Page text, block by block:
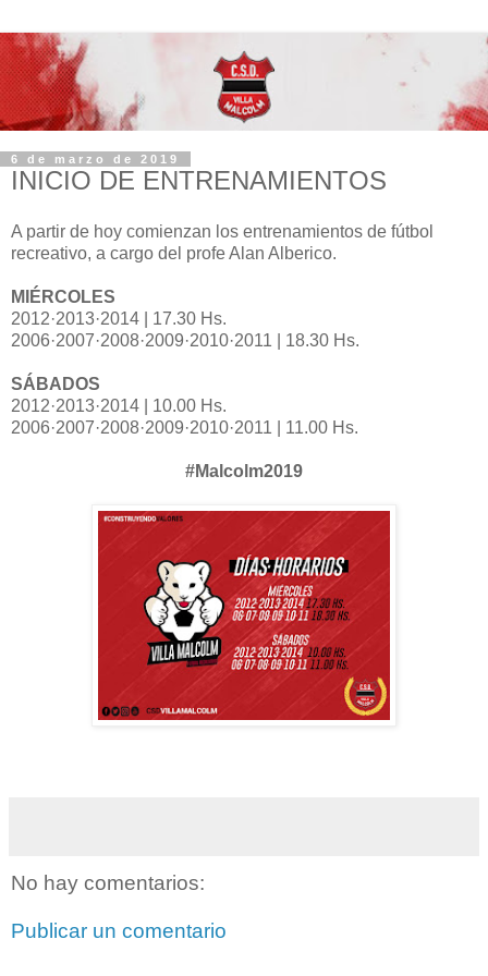
6 de marzo de 2019
INICIO DE ENTRENAMIENTOS
A partir de hoy comienzan los entrenamientos de fútbol
recreativo, a cargo del profe Alan Alberico.
MIÉRCOLES
2012·2013·2014 | 17.30 Hs.
2006·2007·2008·2009·2010·2011 | 18.30 Hs.
SÁBADOS
2012·2013·2014 | 10.00 Hs.
2006·2007·2008·2009·2010·2011 | 11.00 Hs.
#Malcolm2019
No hay comentarios:
Publicar un comentario